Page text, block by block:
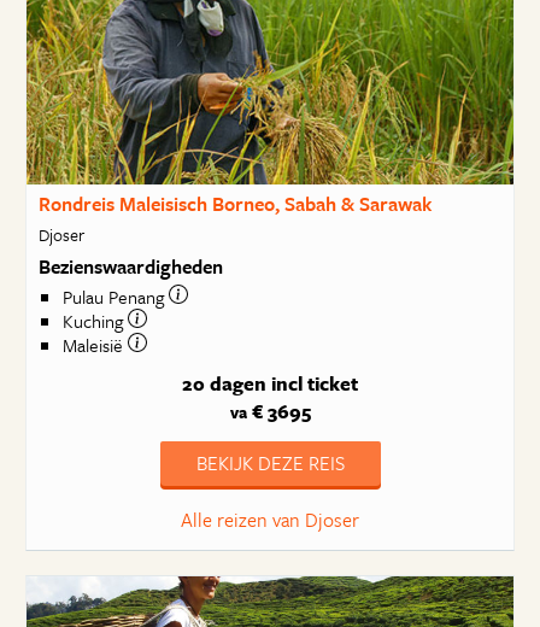
Rondreis Maleisisch Borneo, Sabah & Sarawak
Djoser
Bezienswaardigheden
Pulau Penang
Kuching
Maleisië
20 dagen incl ticket
va€ 3695
BEKIJK DEZE REIS
Alle reizen van Djoser